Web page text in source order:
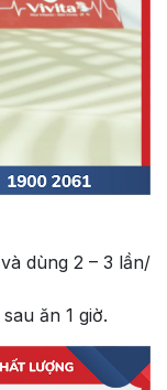
dùng 2 – 3 lần/
ăn 1 giờ.